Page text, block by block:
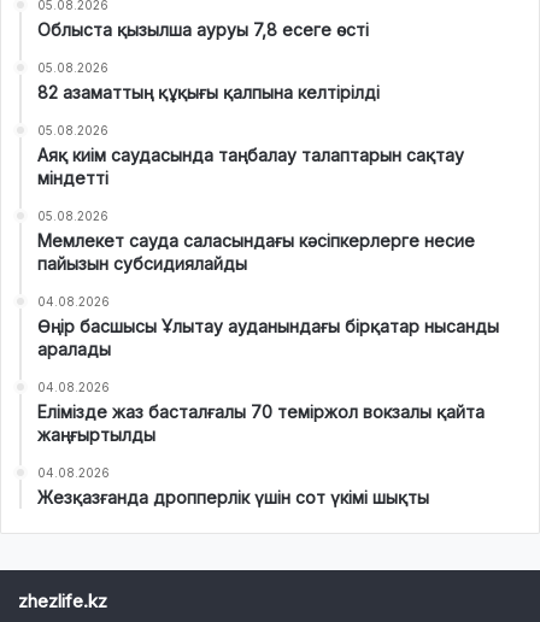
05.08.2026
Облыста қызылша ауруы 7,8 есеге өсті
05.08.2026
82 азаматтың құқығы қалпына келтірілді
05.08.2026
Аяқ киім саудасында таңбалау талаптарын сақтау
міндетті
05.08.2026
Мемлекет сауда саласындағы кәсіпкерлерге несие
пайызын субсидиялайды
04.08.2026
Өңір басшысы Ұлытау ауданындағы бірқатар нысанды
аралады
04.08.2026
Елімізде жаз басталғалы 70 теміржол вокзалы қайта
жаңғыртылды
04.08.2026
Жезқазғанда дропперлік үшін сот үкімі шықты
zhezlife.kz